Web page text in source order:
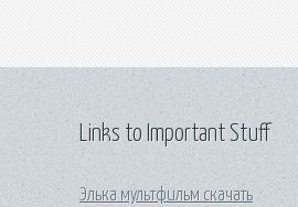
Links to Important Stuff
Элька мультфильм скачать